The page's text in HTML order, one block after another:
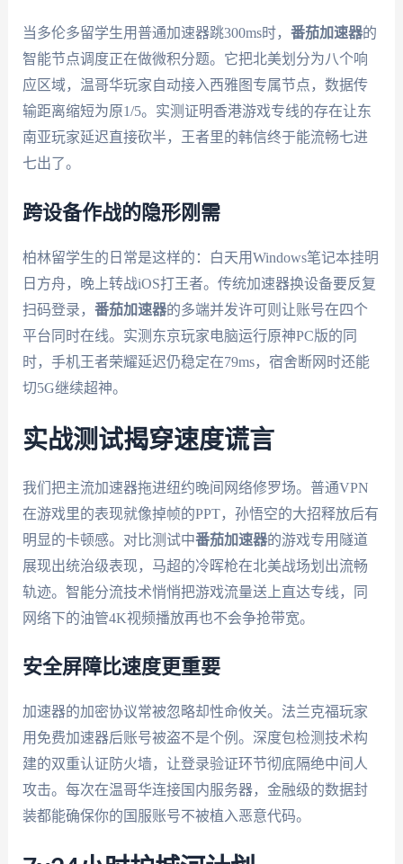
当多伦多留学生用普通加速器跳300ms时， 番茄加速器的
智能节点调度正在做微积分题。它把北美划分为八个响
应区域，温哥华玩家自动接入西雅图专属节点，数据传
输距离缩短为原1/5。实测证明香港游戏专线的存在让东
南亚玩家延迟直接砍半，王者里的韩信终于能流畅七进
七出了。
跨设备作战的隐形刚需
柏林留学生的日常是这样的：白天用Windows笔记本挂明
日方舟，晚上转战iOS打王者。传统加速器换设备要反复
扫码登录， 番茄加速器的多端并发许可则让账号在四个
平台同时在线。实测东京玩家电脑运行原神PC版的同
时，手机王者荣耀延迟仍稳定在79ms，宿舍断网时还能
切5G继续超神。
实战测试揭穿速度谎言
我们把主流加速器拖进纽约晚间网络修罗场。普通VPN
在游戏里的表现就像掉帧的PPT，孙悟空的大招释放后有
明显的卡顿感。对比测试中番茄加速器的游戏专用隧道
展现出统治级表现，马超的冷晖枪在北美战场划出流畅
轨迹。智能分流技术悄悄把游戏流量送上直达专线，同
网络下的油管4K视频播放再也不会争抢带宽。
安全屏障比速度更重要
加速器的加密协议常被忽略却性命攸关。法兰克福玩家
用免费加速器后账号被盗不是个例。深度包检测技术构
建的双重认证防火墙，让登录验证环节彻底隔绝中间人
攻击。每次在温哥华连接国内服务器，金融级的数据封
装都能确保你的国服账号不被植入恶意代码。